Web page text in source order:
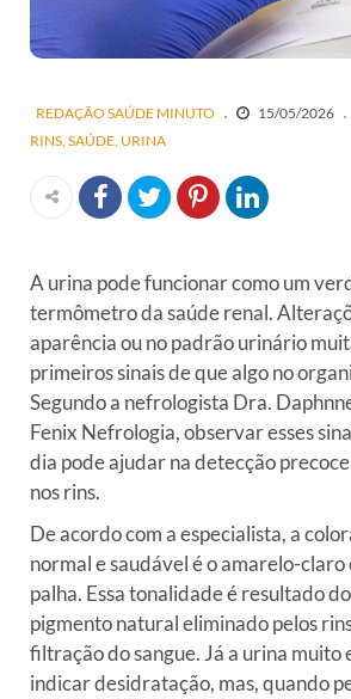
REDAÇÃO SAÚDE MINUTO
15/05/2026
RINS SAÚDE URINA
A urina pode funcionar como um
termômetro da saúde renal.
aparência ou no padrão urinário
primeiros sinais de que algo no
Segundo a nefrologista Dra.
Fenix Nefrologia, observar esses
dia pode ajudar na detecção
nos rins.
De acordo com a especialista, a
normal e saudável é o amarelo-claro
palha. Essa tonalidade é resultado
pigmento natural eliminado pelos
filtração do sangue. Já a urina muito
indicar desidratação, mas, quando